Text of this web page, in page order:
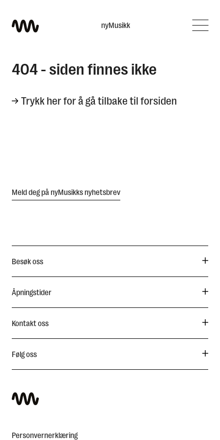
nyMusikk
English
Hva leter du etter?
404 - siden finnes ikke
Trykk her for å gå tilbake til forsiden
Meld deg på nyMusikks nyhetsbrev
Besøk oss
Åpningstider
Kontakt oss
Følg oss
Personvernerklæring